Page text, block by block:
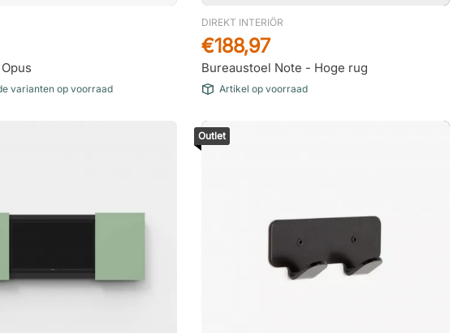
varianten op voorraad
DIREKT INTERIÖR
Bureaustoel Note - Hoge rug
€188,97
Artikel op voorraad
Outlet